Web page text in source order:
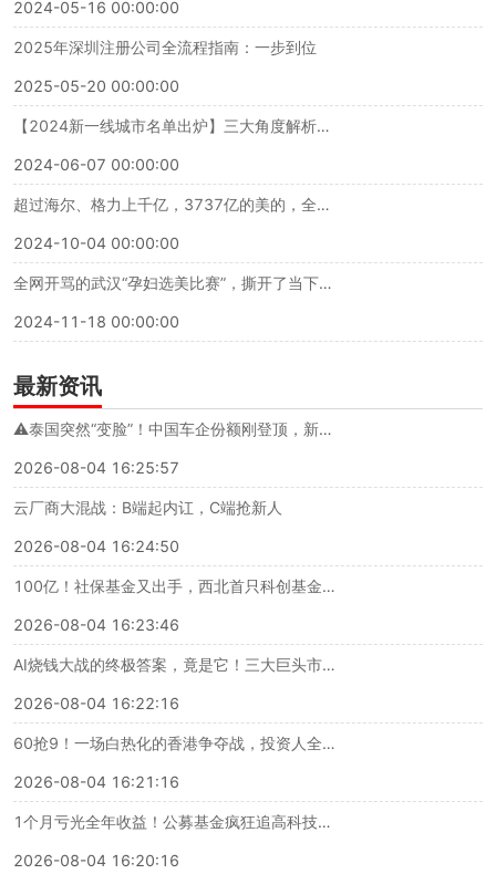
2024-05-16 00:00:00
2025年深圳注册公司全流程指南：一步到位
2025-05-20 00:00:00
【2024新一线城市名单出炉】三大角度解析《新一线城市魅力排行榜》榜单
2024-06-07 00:00:00
超过海尔、格力上千亿，3737亿的美的，全球第一背后的战略解码（万字深度长文）
2024-10-04 00:00:00
全网开骂的武汉“孕妇选美比赛”，撕开了当下社会最离谱的一幕
2024-11-18 00:00:00
最新资讯
⚠️泰国突然“变脸”！中国车企份额刚登顶，新规就连环落地，出海模式要彻底洗牌？
2026-08-04 16:25:57
云厂商大混战：B端起内讧，C端抢新人
2026-08-04 16:24:50
100亿！社保基金又出手，西北首只科创基金落地，国家队长钱正疯狂提速
2026-08-04 16:23:46
AI烧钱大战的终极答案，竟是它！三大巨头市值一夜暴涨9500亿
2026-08-04 16:22:16
60抢9！一场白热化的香港争夺战，投资人全挤上去了
2026-08-04 16:21:16
1个月亏光全年收益！公募基金疯狂追高科技，惨遭“腰斩”
2026-08-04 16:20:16